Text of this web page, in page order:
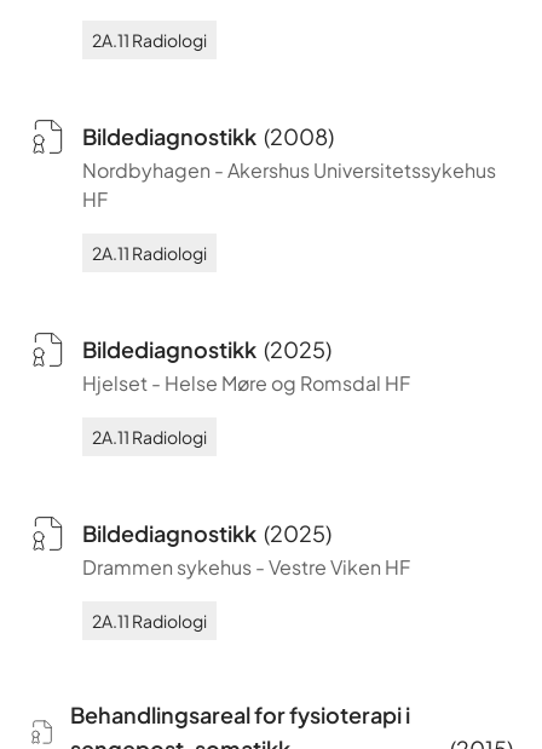
2A.11 Radiologi
Bildediagnostikk (2008)
Nordbyhagen -Akershus Universitetssykehus
HF
2A.11 Radiologi
Bildediagnostikk (2025)
Hjelset - Helse Møre og Romsdal HF
2A.11 Radiologi
Bildediagnostikk (2025)
Drammen sykehus-Vestre Viken HF
2A.11 Radiologi
Behandlingsareal for fysioterapi i